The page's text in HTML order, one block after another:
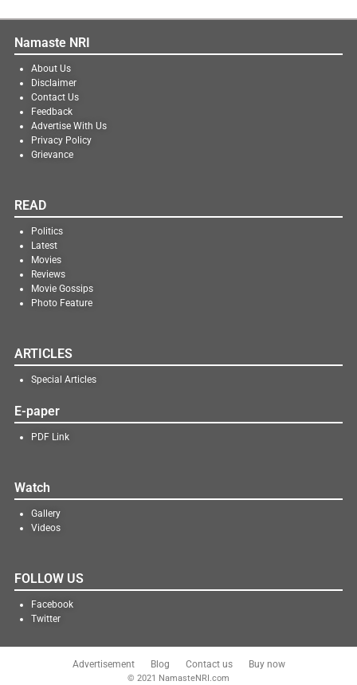
Namaste NRI
About Us
Disclaimer
Contact Us
Feedback
Advertise With Us
Privacy Policy
Grievance
READ
Politics
Latest
Movies
Reviews
Movie Gossips
Photo Feature
ARTICLES
Special Articles
E-paper
PDF Link
Watch
Gallery
Videos
FOLLOW US
Facebook
Twitter
Advertisement Blog Contact us Buy now
© 2021 NamasteNRI.com